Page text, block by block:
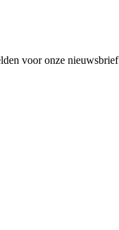
voor onze nieuwsbrief